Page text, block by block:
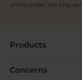
online order! We only
Products
Concerns